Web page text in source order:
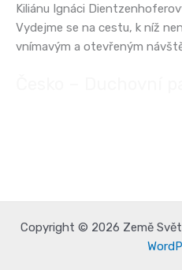
Kiliánu Ignáci
Vydejme se na cestu, k níž
vnímavým a otevřeným
Copyright © 2026 Země